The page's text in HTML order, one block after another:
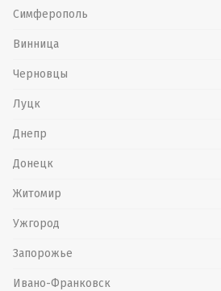
Симферополь
Винница
Черновцы
Луцк
Днепр
Донецк
Житомир
Ужгород
Запорожье
Ивано-Франковск